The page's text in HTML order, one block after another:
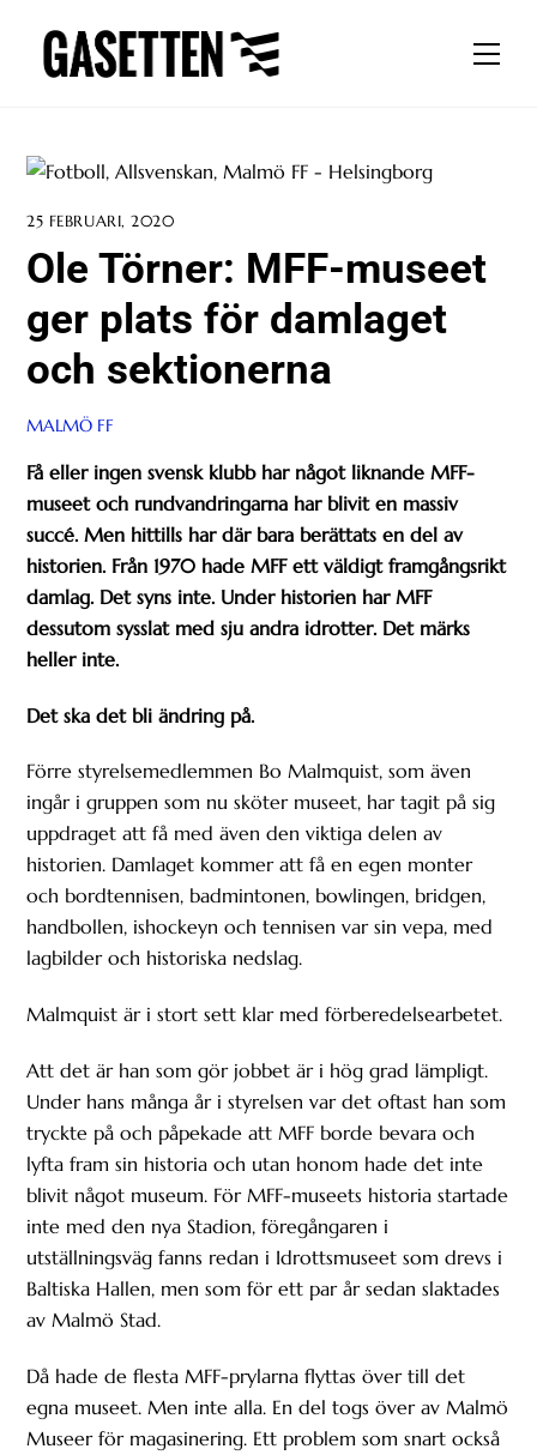
content
25 FEBRUARI, 2020
Ole Törner: MFF-museet
ger plats för damlaget
och sektionerna
MALMÖ FF
Få eller ingen svensk klubb har något liknande MFF-
museet och rundvandringarna har blivit en massiv
succé. Men hittills har där bara berättats en del av
historien. Från 1970 hade MFF ett väldigt framgångsrikt
damlag. Det syns inte. Under historien har MFF
dessutom sysslat med sju andra idrotter. Det märks
heller inte.
Det ska det bli ändring på.
Förre styrelsemedlemmen Bo Malmquist, som även
ingår i gruppen som nu sköter museet, har tagit på sig
uppdraget att få med även den viktiga delen av
historien. Damlaget kommer att få en egen monter
och bordtennisen, badmintonen, bowlingen, bridgen,
handbollen, ishockeyn och tennisen var sin vepa, med
lagbilder och historiska nedslag.
Malmquist är i stort sett klar med förberedelsearbetet.
Att det är han som gör jobbet är i hög grad lämpligt.
Under hans många år i styrelsen var det oftast han som
tryckte på och påpekade att MFF borde bevara och
lyfta fram sin historia och utan honom hade det inte
blivit något museum. För MFF-museets historia startade
inte med den nya Stadion, föregångaren i
utställningsväg fanns redan i Idrottsmuseet som drevs i
Baltiska Hallen, men som för ett par år sedan slaktades
av Malmö Stad.
Då hade de flesta MFF-prylarna flyttas över till det
egna museet. Men inte alla. En del togs över av Malmö
Museer för magasinering. Ett problem som snart också